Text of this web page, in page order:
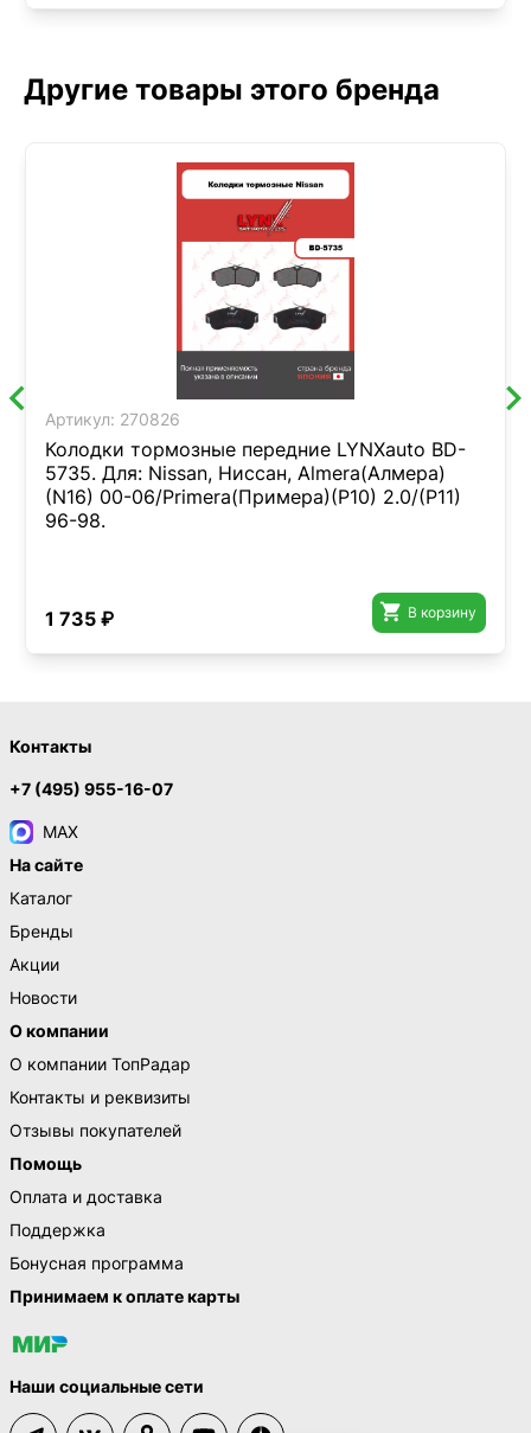
Другие товары этого бренда
Артикул: 270826
Колодки тормозные передние LYNXauto BD-
5735. Для: Nissan, Ниссан, Almera(Алмера)
(N16) 00-06/Primera(Примера)(P10) 2.0/(P11)
96-98.
1 735 ₽  В корзину
Контакты
+7 (495) 955-16-07
MAX
На сайте
Каталог
Бренды
Акции
Новости
О компании
О компании ТопРадар
Контакты и реквизиты
Отзывы покупателей
Помощь
Оплата и доставка
Поддержка
Бонусная программа
Принимаем к оплате карты
Наши социальные сети